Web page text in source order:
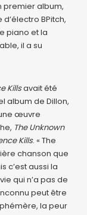
premier album,
d’électro BPitch,
piano et la
il a su
Killsavait été
album de Dillon,
œuvre
The Unknown
Kills. « The
chanson que
c’est aussi la
qui n’a pas de
peut être
la peur